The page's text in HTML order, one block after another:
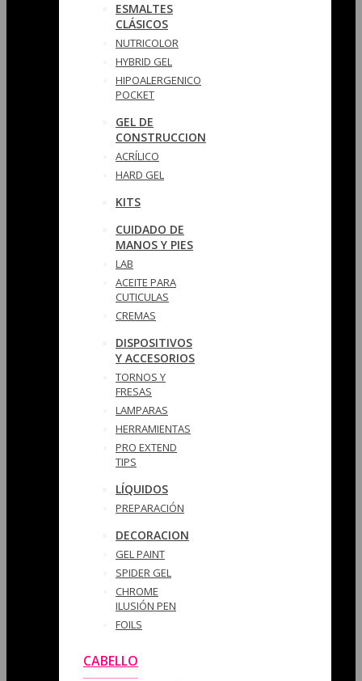
ESMALTES
CLÁSICOS
NUTRICOLOR
HYBRID GEL
HIPOALERGENICO
POCKET
GEL DE
CONSTRUCCION
ACRÍLICO
HARD GEL
KITS
CUIDADO DE
MANOS Y PIES
LAB
ACEITE PARA
CUTICULAS
CREMAS
DISPOSITIVOS
Y ACCESORIOS
TORNOS Y
FRESAS
LAMPARAS
HERRAMIENTAS
PRO EXTEND
TIPS
LÍQUIDOS
PREPARACIÓN
DECORACION
GEL PAINT
SPIDER GEL
CHROME
ILUSIÓN PEN
FOILS
CABELLO